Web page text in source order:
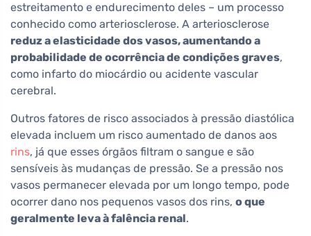
estreitamento e endurecimento deles – um processo
conhecido como arteriosclerose. A arteriosclerose
reduz a elasticidade dos vasos, aumentando a
probabilidade de ocorrência de condições graves,
como infarto do miocárdio ou acidente vascular
cerebral.
Outros fatores de risco associados à pressão diastólica
elevada incluem um risco aumentado de danos aos
rins, já que esses órgãos filtram o sangue e são
sensíveis às mudanças de pressão. Se a pressão nos
vasos permanecer elevada por um longo tempo, pode
ocorrer dano nos pequenos vasos dos rins, o que
geralmente leva à falência renal.